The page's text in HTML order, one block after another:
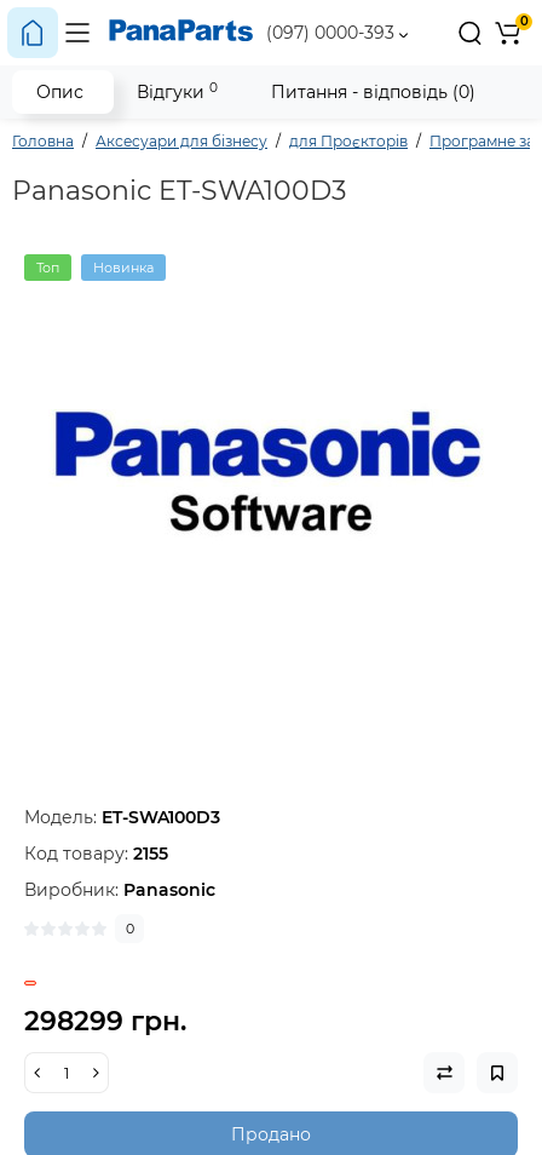
(097) 0000-393
0
Головна Аксесуари для бізнесу для Проєкторів Програмне
Panasonic ET-SWA100D3
Топ Новинка
Модель: ET-SWA100D3
Код товару: 2155
Виробник: Panasonic
0
298299 грн.
Продано
Опис Відгуки 0 Питання - відповідь (0)